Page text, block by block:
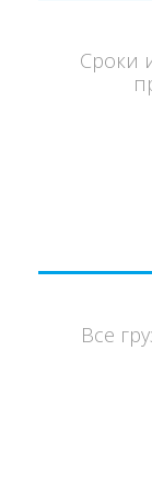
Сроки
Все